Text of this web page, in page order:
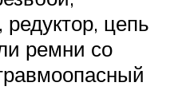
редуктор, цепь
ремни со